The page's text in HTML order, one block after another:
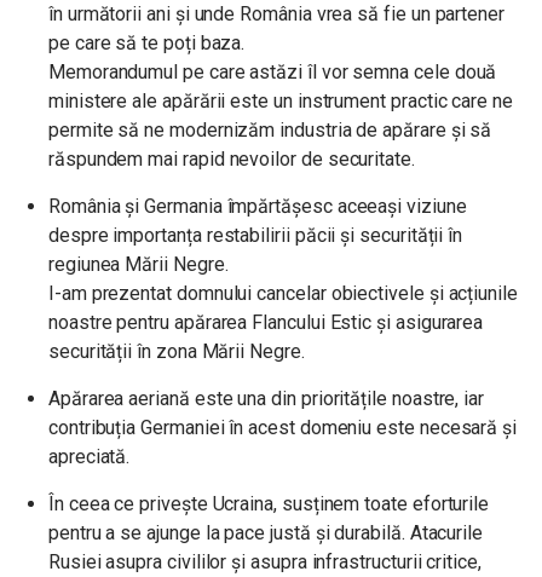
în următorii ani și unde România vrea să fie un partener
pe care să te poți baza.
Memorandumul pe care astăzi îl vor semna cele două
ministere ale apărării este un instrument practic care ne
permite să ne modernizăm industria de apărare și să
răspundem mai rapid nevoilor de securitate.
România și Germania împărtășesc aceeași viziune
despre importanța restabilirii păcii și securității în
regiunea Mării Negre.
I-am prezentat domnului cancelar obiectivele și acțiunile
noastre pentru apărarea Flancului Estic și asigurarea
securității în zona Mării Negre.
Apărarea aeriană este una din prioritățile noastre, iar
contribuția Germaniei în acest domeniu este necesară și
apreciată.
În ceea ce privește Ucraina, susținem toate eforturile
pentru a se ajunge la pace justă și durabilă. Atacurile
Rusiei asupra civililor și asupra infrastructurii critice,